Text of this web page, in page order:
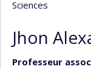
Sciences
Jhon
Professeur